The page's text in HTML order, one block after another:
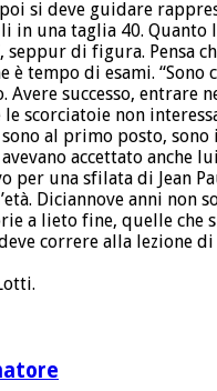
si deve guidare
in una taglia 40. Quanto
di figura. Pensa
è tempo di esami.
successo,
scorciatoie non
al primo posto,
accettato
per una sfilata di Jean
Diciannove anni non
a lieto fine, quelle che
correre alla lezione